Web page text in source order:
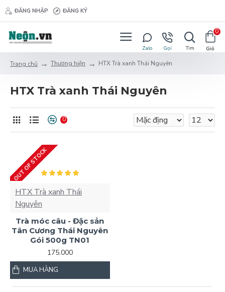
ĐĂNG NHẬP ĐĂNG KÝ
0
Trang chủ Thương hiện HTX Trà xanh Thái Nguyên
HTX Trà xanh Thái Nguyên
0
OUT OF STOCK
HTX Trà xanh Thái
Nguyên
Trà móc câu - Đặc sản
Tân Cương Thái Nguyên
Gói 500g TN01
175.000
MUA HÀNG